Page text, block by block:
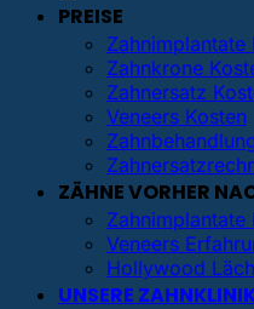
PREISE
Zahnimplantate
Zahnkrone
Zahnersatz
Veneers Kosten
ZÄHNE VORHER
Zahnimplantate
Veneers
Hollywood
UNSERE